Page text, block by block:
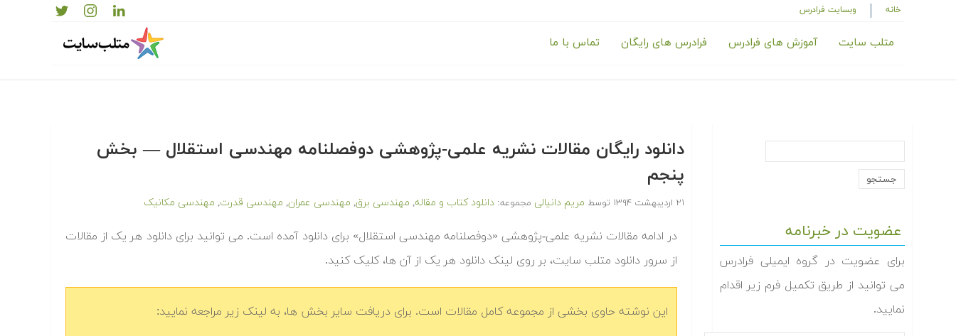
خانه وبسایت فرادرس
متلب سایت آموزش های فرادرس فرادرس های رایگان تماس با ما
عضویت در خبرنامه
برای عضویت در گروه ایمیلی فرادرس
می توانید از طریق تکمیل فرم زیر اقدام
نمایید.
دانلود رایگان مقالات نشریه علمی-پژوهشی دوفصلنامه مهندسی استقلال — بخش
پنجم
۲۱ اردیبهشت ۱۳۹۴ توسط مریم دانیالی مجموعه: دانلود کتاب و مقاله, مهندسی برق, مهندسی عمران, مهندسی قدرت, مهندسی مکانیک
در ادامه مقالات نشریه علمی-پژوهشی «دوفصلنامه مهندسی استقلال» برای دانلود آمده است. می توانید برای دانلود هر یک از مقالات
از سرور دانلود متلب سایت، بر روی لینک دانلود هر یک از آن ها، کلیک کنید.
این نوشته حاوی بخشی از مجموعه کامل مقالات است. برای دریافت سایر بخش ها، به لینک زیر مراجعه نمایید: